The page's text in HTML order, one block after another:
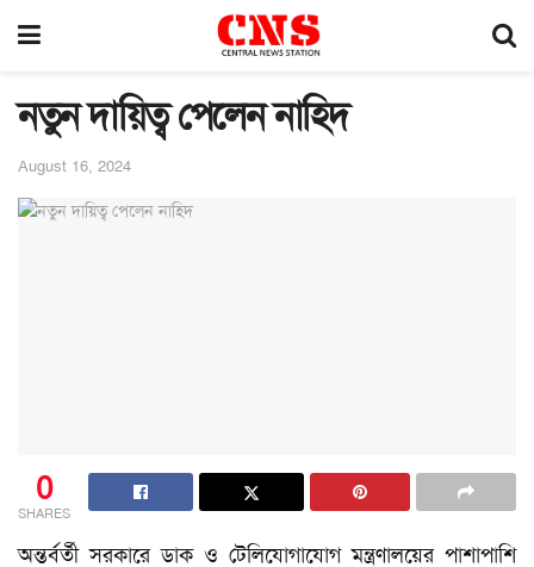
নতুন দায়িত্ব পেলেন নাহিদ
August 16, 2024
0
SHARES
অন্তর্বর্তী সরকারে ডাক ও টেলিযোগাযোগ মন্ত্রণালয়ের পাশাপাশি